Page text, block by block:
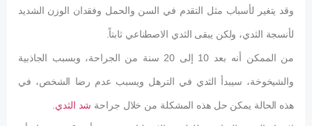
وقد يتغير لأسباب مثل التقدم في السن والحمل وفقدان الوزن الشديد
لأنسجة الثدي، ولكن يبقى الثدي الاصطناعي ثابتاً.
من الممكن أنه بعد 10 إلى 20 سنة من الجراحة، وبسبب الجاذبية
والشيخوخة، سيبدأ الثدي في الترهل ويسبب عدم رضا الشخص، في
هذه الحالة يمكن حل هذه المشكلة من خلال جراحةشد الثدي.